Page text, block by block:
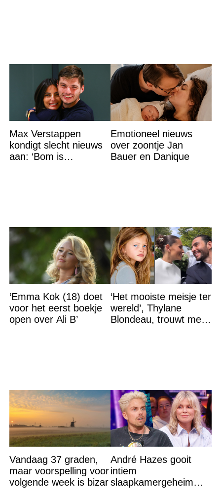
Max Verstappen
kondigt slecht nieuws
aan: ‘Bom is
Emotioneel nieuws
over zoontje Jan
Bauer en Danique
‘Emma Kok (18) doet
voor het eerst boekje
open over Ali B’
‘Het mooiste meisje ter
wereld’, Thylane
Blondeau, trouwt met
Vandaag 37 graden,
maar voorspelling voor
volgende week is bizar
André Hazes gooit
intiem
slaapkamergeheim